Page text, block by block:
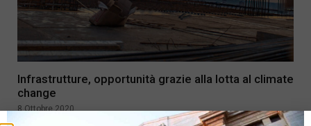
Infrastrutture, opportunità grazie alla lotta al climate
change
8 Ottobre 2020